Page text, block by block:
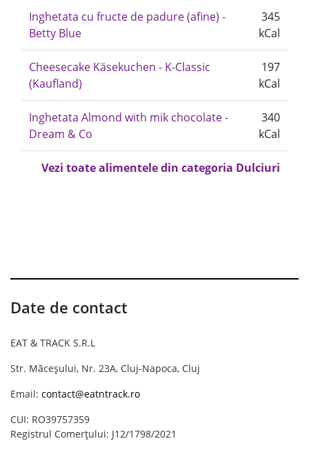
Inghetata cu fructe de padure (afine) -
Betty Blue
345
kCal
Cheesecake Käsekuchen - K-Classic
(Kaufland)
197
kCal
Inghetata Almond with mik chocolate -
Dream & Co
340
kCal
Vezi toate alimentele din categoria Dulciuri
Date de contact
EAT & TRACK S.R.L
Str. Măceșului, Nr. 23A, Cluj-Napoca, Cluj
Email: contact@eatntrack.ro
CUI: RO39757359
Registrul Comerțului: J12/1798/2021